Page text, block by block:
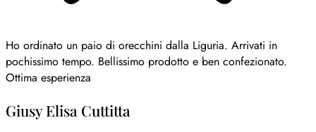
Ho ordinato un paio di orecchini dalla Liguria. Arrivati in
pochissimo tempo. Bellissimo prodotto e ben confezionato.
Ottima esperienza
Giusy Elisa Cuttitta